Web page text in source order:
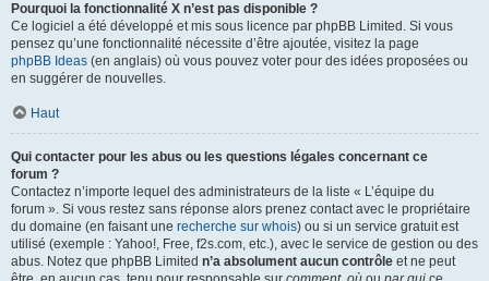
Pourquoi la fonctionnalité X n’est pas disponible ?
Ce logiciel a été développé et mis sous licence par phpBB Limited. Si vous
pensez qu’une fonctionnalité nécessite d’être ajoutée, visitez la page
phpBB Ideas (en anglais) où vous pouvez voter pour des idées proposées ou
en suggérer de nouvelles.
Haut
Qui contacter pour les abus ou les questions légales concernant ce
forum ?
Contactez n’importe lequel des administrateurs de la liste « L’équipe du
forum ». Si vous restez sans réponse alors prenez contact avec le propriétaire
du domaine (en faisant une recherche sur whois) ou si un service gratuit est
utilisé (exemple : Yahoo!, Free, f2s.com, etc.), avec le service de gestion ou des
abus. Notez que phpBB Limited n’a absolument aucun contrôle et ne peut